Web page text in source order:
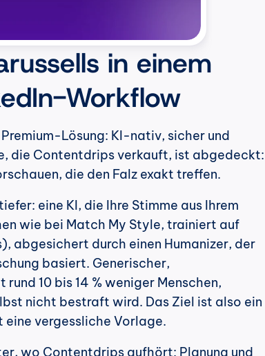
das zu wissen:
in einem
Workflow
Lösung: KI-nativ, sicher und
die Contentdrips verkauft, ist abgedeckt:
die den Falz exakt treffen.
eine KI, die Ihre Stimme aus Ihrem
wie bei Match My Style, trainiert auf
abgesichert durch einen Humanizer, der
basiert. Generischer,
10 bis 14 % weniger Menschen,
nicht bestraft wird. Das Ziel ist also ein
eine vergessliche Vorlage.
wo Contentdrips aufhört: Planung und